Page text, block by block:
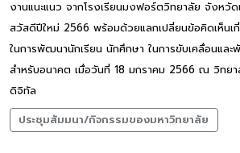
งานแนะแนว จากโรงเรียนมงฟอร์ตวิทยาลัย จังหวัด
สวัสดีปีใหม่ 2566 พร้อมด้วยแลกเปลี่ยนข้อคิดเห็นเ
ในการพัฒนานักเรียน นักศึกษา ในการขับเคลื่อนแล
สำหรับอนาคต เมื่อวันที่ 18 มกราคม 2566 ณ วิทยา
ดิจิทัล
ประชุมสัมมนา/กิจกรรมของมหาวิทยาลัย